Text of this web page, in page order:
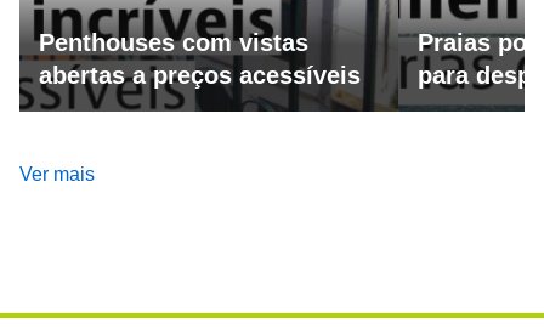
Penthouses com vistas
abertas a preços acessíveis
Praias
para
Ver mais